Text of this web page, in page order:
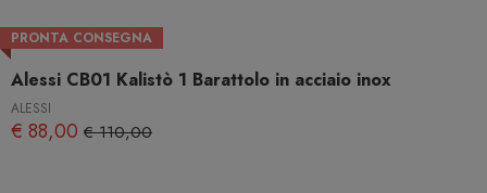
PRONTA CONSEGNA
Alessi CB01 Kalistò 1 Barattolo in acciaio inox
ALESSI
€ 88,00 € 110,00